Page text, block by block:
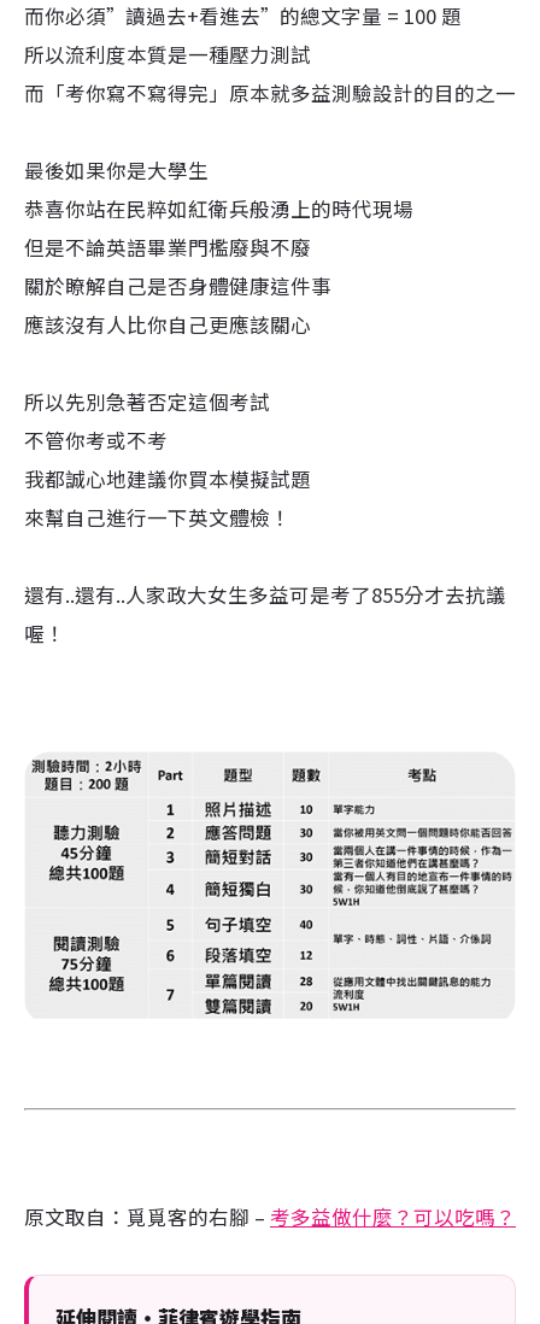
而你必須”讀過去+看進去”的總文字量 = 100 題
所以流利度本質是一種壓力測試
而「考你寫不寫得完」原本就多益測驗設計的目的之一
最後如果你是大學生
恭喜你站在民粹如紅衛兵般湧上的時代現場
但是不論英語畢業門檻廢與不廢
關於瞭解自己是否身體健康這件事
應該沒有人比你自己更應該關心
所以先別急著否定這個考試
不管你考或不考
我都誠心地建議你買本模擬試題
來幫自己進行一下英文體檢！
還有..還有..人家政大女生多益可是考了855分才去抗議
喔！
原文取自： 覓覓客的右腳 – 考多益做什麼？可以吃嗎？